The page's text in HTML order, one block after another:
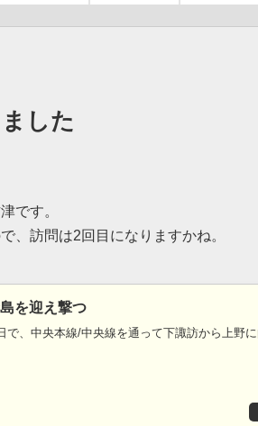
した
です。
、訪問は2回目になりますかね。
を迎え撃つ
、中央本線/中央線を通って下諏訪から上野